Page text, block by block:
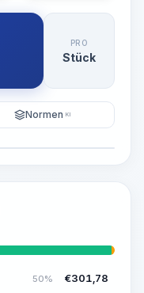
PRO
Stück
Normen KI
50% €301,78